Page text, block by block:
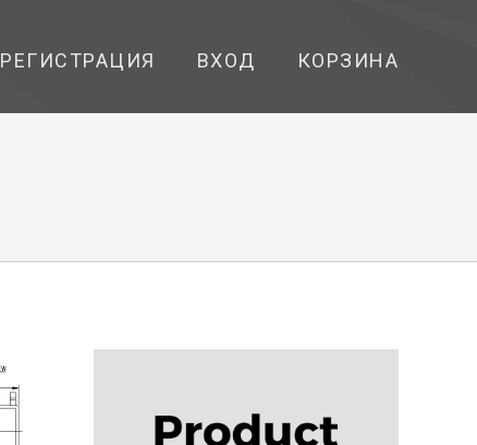
РЕГИСТРАЦИЯ ВХОД КОРЗИНА